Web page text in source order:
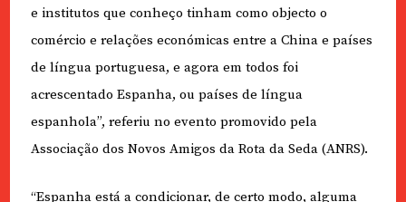
e institutos que conheço tinham como objecto o
comércio e relações económicas entre a China e países
de língua portuguesa, e agora em todos foi
acrescentado Espanha, ou países de língua
espanhola”, referiu no evento promovido pela
Associação dos Novos Amigos da Rota da Seda (ANRS).
“Espanha está a condicionar, de certo modo, alguma